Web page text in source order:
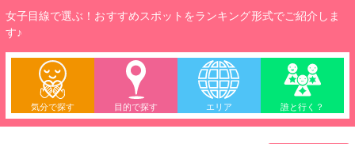
女子目線で選ぶ！おすすめスポットをランキング形式でご紹介しま
す♪
気分で探す 目的で探す エリア 誰と行く？